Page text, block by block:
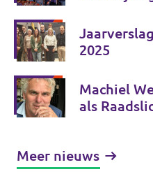
2025
Machiel
als
Meer nieuws